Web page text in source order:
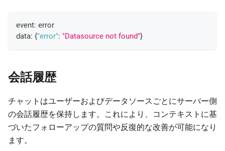
event: error
data: {"error": "Datasource not found"}
会話履歴
チャットはユーザーおよびデータソースごとにサーバー側
の会話履歴を保持します。これにより、コンテキストに基
づいたフォローアップの質問や反復的な改善が可能になり
ます。